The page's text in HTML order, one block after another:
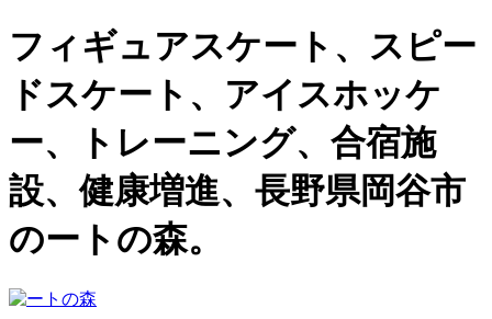
フィギュアスケート、スピー
ドスケート、アイスホッケ
ー、トレーニング、合宿施
設、健康増進、長野県岡谷市
のートの森。